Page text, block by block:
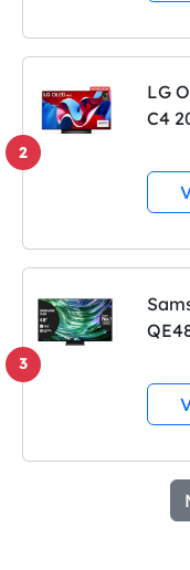
con
2
LG
C4
TV
3